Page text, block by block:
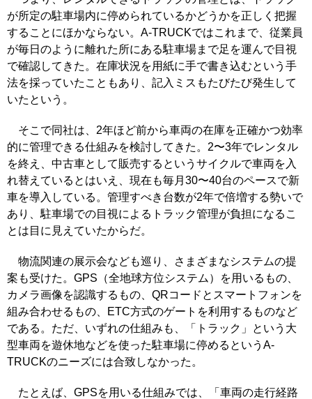
が所定の駐車場内に停められているかどうかを正しく把握
することにほかならない。A-TRUCKではこれまで、従業員
が毎日のように離れた所にある駐車場まで足を運んで目視
で確認してきた。在庫状況を用紙に手で書き込むという手
法を採っていたこともあり、記入ミスもたびたび発生して
いたという。
そこで同社は、2年ほど前から車両の在庫を正確かつ効率
的に管理できる仕組みを検討してきた。2〜3年でレンタル
を終え、中古車として販売するというサイクルで車両を入
れ替えているとはいえ、現在も毎月30〜40台のペースで新
車を導入している。管理すべき台数が2年で倍増する勢いで
あり、駐車場での目視によるトラック管理が負担になるこ
とは目に見えていたからだ。
物流関連の展示会なども巡り、さまざまなシステムの提
案も受けた。GPS（全地球方位システム）を用いるもの、
カメラ画像を認識するもの、QRコードとスマートフォンを
組み合わせるもの、ETC方式のゲートを利用するものなど
である。ただ、いずれの仕組みも、「トラック」という大
型車両を遊休地などを使った駐車場に停めるというA-
TRUCKのニーズには合致しなかった。
たとえば、GPSを用いる仕組みでは、「車両の走行経路